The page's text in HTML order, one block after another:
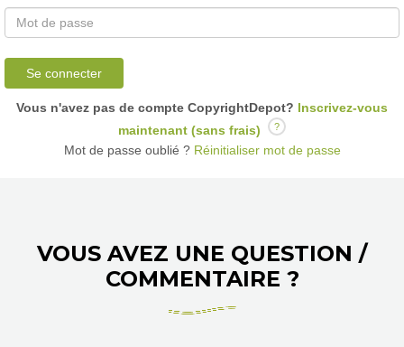
Se connecter
Vous n'avez pas de compte CopyrightDepot? Inscrivez-vous
maintenant (sans frais)
?
Mot de passe oublié ?Réinitialiser mot de passe
VOUS AVEZ UNE QUESTION /
COMMENTAIRE ?